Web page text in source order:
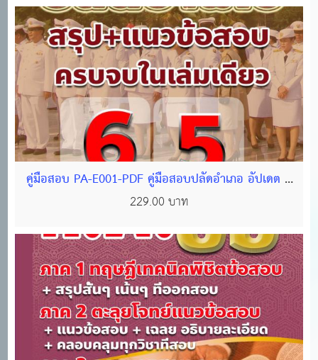
คู่มือสอบ PA-E001-PDF คู่มือสอบปลัดอำเภอ อัปเดต ปี
65 ไฟล์ PDF จำนวน 621 หน้า
229.00 บาท